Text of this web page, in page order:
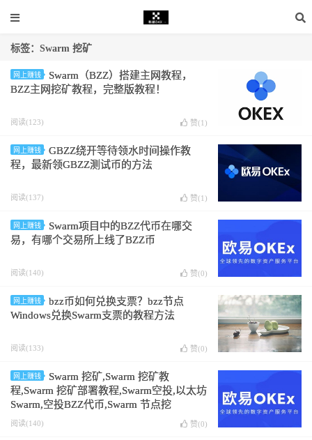
标签：Swarm 挖矿
网上赚钱
Swarm（BZZ）搭建主网教程，
BZZ主网挖矿教程，完整版教程！
阅读(123) 赞(1 )
网上赚钱
GBZZ绕开等待领水时间操作教
程，最新领GBZZ测试币的方法
阅读(137) 赞(1 )
网上赚钱
Swarm项目中的BZZ代币在哪交
易，有哪个交易所上线了BZZ币
阅读(140) 赞(0)
网上赚钱
bzz币如何兑换支票？bzz节点
Windows兑换Swarm支票的教程方法
阅读(133) 赞(0)
网上赚钱
Swarm 挖矿,Swarm 挖矿教
程,Swarm 挖矿部署教程,Swarm空投,以太坊
Swarm,空投BZZ代币,Swarm 节点挖
矿,Swarm 节点挖矿教程,Swarm 节点挖矿部
阅读(140) 赞(0)